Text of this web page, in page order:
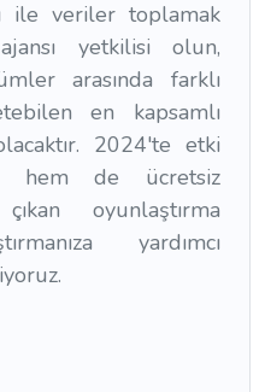
ile veriler toplamak
yetkilisi olun,
arasında farklı
en kapsamlı
2024'te etki
hem de ücretsiz
oyunlaştırma
yardımcı